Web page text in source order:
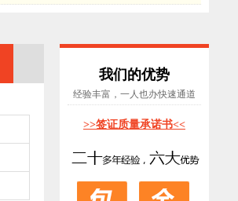
我们的优势
经验丰富，一人也办快速通道
>>签证质量承诺书<<